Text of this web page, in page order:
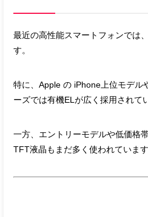
最近の高性能スマートフォンでは
す。
特に、Apple の iPhone上位モデル
ーズでは有機ELが広く採用されて
一方、エントリーモデルや低価格
TFT液晶もまだ多く使われています